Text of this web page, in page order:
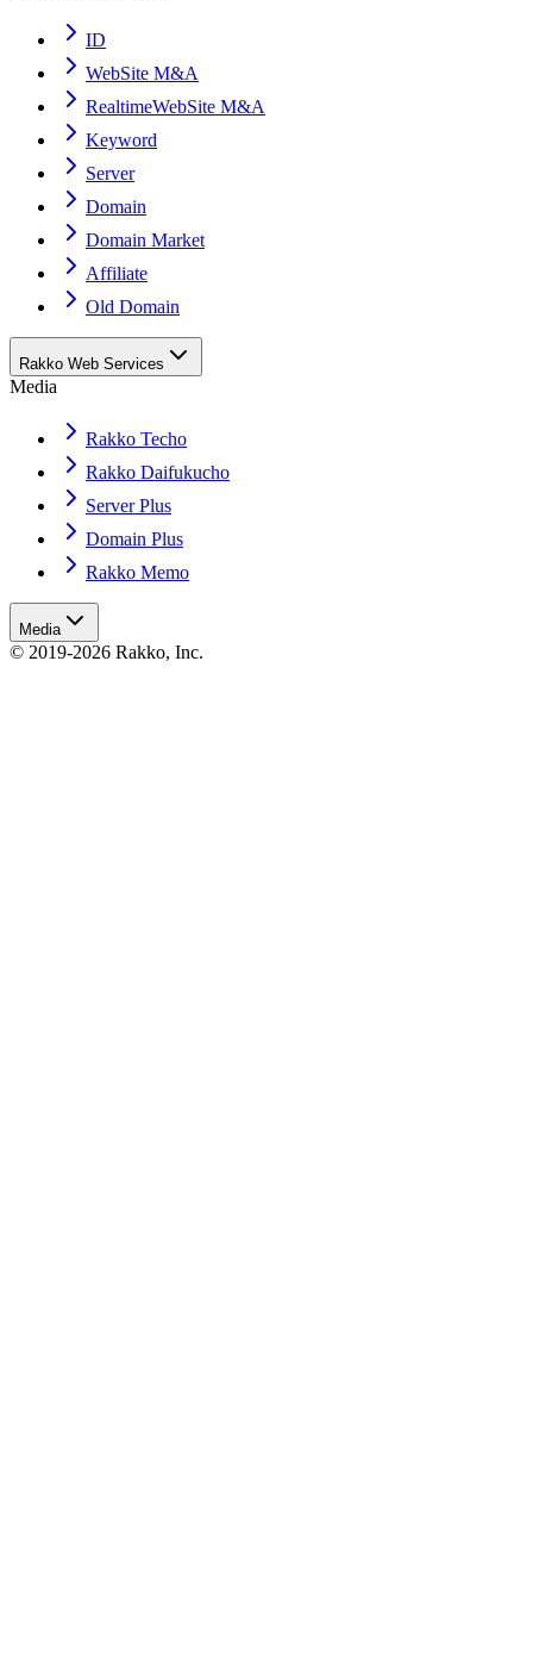
ID
WebSite M&A
RealtimeWebSite M&A
Keyword
Server
Domain
Domain Market
Affiliate
Old Domain
Rakko Web Services
Media
Rakko Techo
Rakko Daifukucho
Server Plus
Domain Plus
Rakko Memo
Media
© 2019-2026 Rakko, Inc.